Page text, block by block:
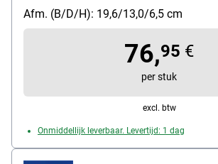
Functies: automatische uitschakeling,
automatische nulstelling, hold-functie
soort batterij: batterij/zonne-energie
Afm. (B/D/H): 19,6/13,0/6,5 cm
76,95 €
per stuk
excl. btw
Onmiddellijk leverbaar. Levertijd: 1 dag